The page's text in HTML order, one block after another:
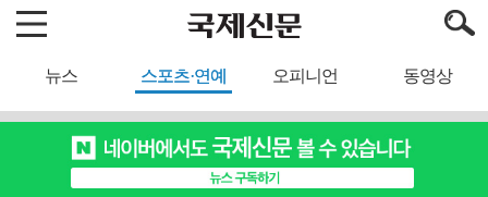
뉴스 스포츠·연예 오피니언 동영상